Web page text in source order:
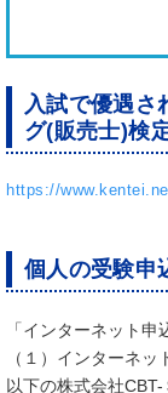
入試で優遇さ
グ(販売士)検
https://
個人の受験申
「インターネット
（１）インターネッ
以下の株式会社